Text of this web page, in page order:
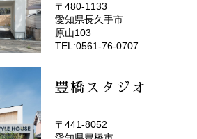
(EMOTOP名古屋)
〒480-1133
愛知県長久手市
原山103
TEL:0561-76-0707
豊橋スタジオ
〒441-8052